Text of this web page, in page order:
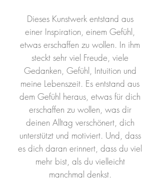
Dieses Kunstwerk entstand aus
einer Inspiration, einem Gefühl,
etwas erschaffen zu wollen. In ihm
steckt sehr viel Freude, viele
Gedanken, Gefühl, Intuition und
meine Lebenszeit. Es entstand aus
dem Gefühl heraus, etwas für dich
erschaffen zu wollen, was dir
deinen Alltag verschönert, dich
unterstützt und motiviert. Und, dass
es dich daran erinnert, dass du viel
mehr bist, als du vielleicht
manchmal denkst.